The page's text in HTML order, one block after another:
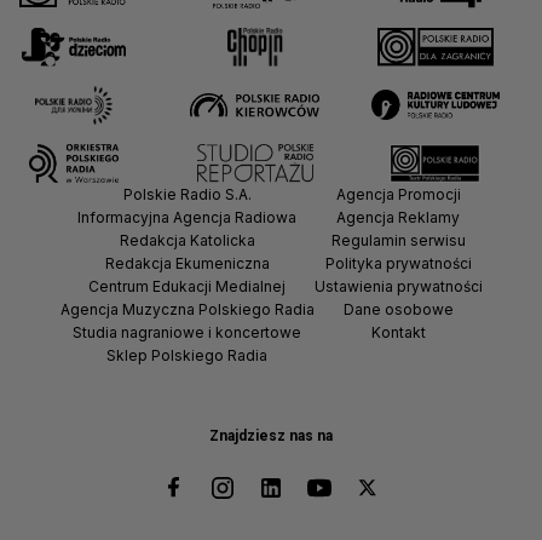
Znajdziesz nas na
Polskie Radio S.A.
Informacyjna Agencja Radiowa
Redakcja Katolicka
Redakcja Ekumeniczna
Centrum Edukacji Medialnej
Agencja Muzyczna Polskiego Radia
Studia nagraniowe i koncertowe
Sklep Polskiego Radia
Agencja Promocji
Agencja Reklamy
Regulamin serwisu
Polityka prywatności
Ustawienia prywatności
Dane osobowe
Kontakt